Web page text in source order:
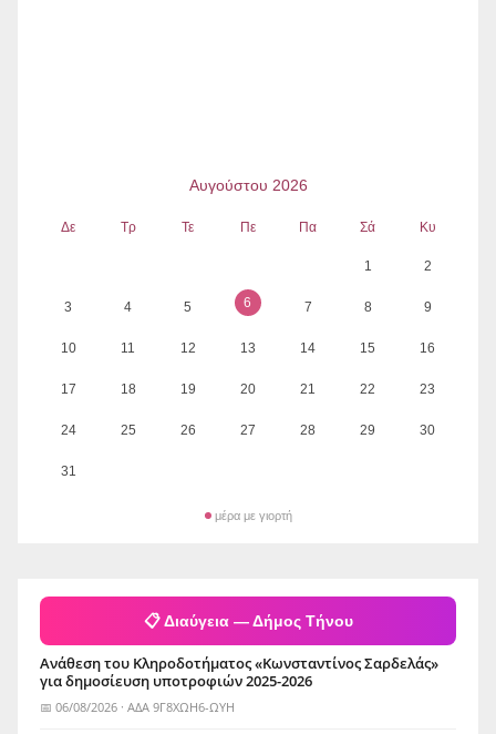
Αυγούστου 2026
Δε Τρ Τε Πε Πα Σά Κυ
1 2
3 4 5 6 7 8 9
10 11 12 13 14 15 16
17 18 19 20 21 22 23
24 25 26 27 28 29 30
31
μέρα με γιορτή
📋 Διαύγεια — Δήμος Τήνου
Ανάθεση του Κληροδοτήματος «Κωνσταντίνος Σαρδελάς»
για δημοσίευση υποτροφιών 2025-2026
📅 06/08/2026 · ΑΔΑ 9Γ8ΧΩΗ6-ΩΥΗ